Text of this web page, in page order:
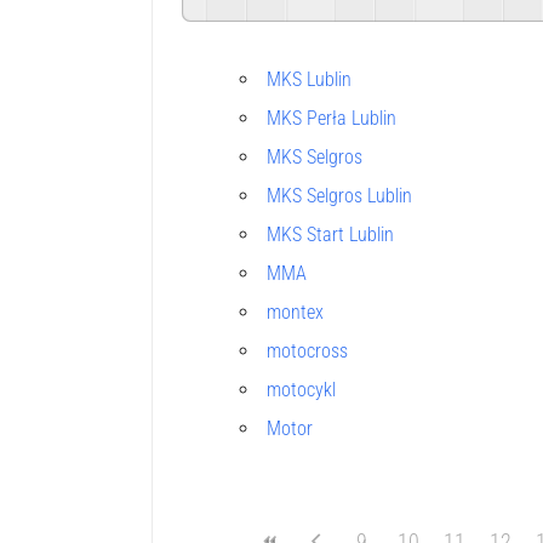
MKS Lublin
MKS Perła Lublin
MKS Selgros
MKS Selgros Lublin
MKS Start Lublin
MMA
montex
motocross
motocykl
Motor